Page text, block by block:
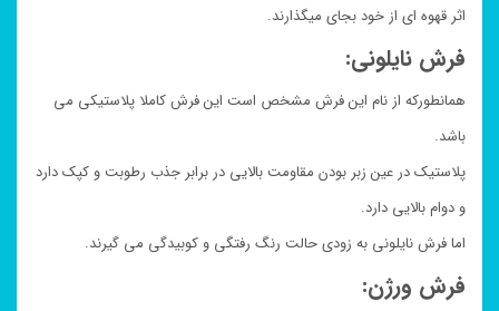
اثر قهوه ای از خود بجای میگذارند.
فرش نایلونی:
همانطورکه از نام این فرش مشخص است این فرش کاملا پلاستیکی می
باشد.
پلاستیک در عین زبر بودن مقاومت بالایی در برابر جذب رطوبت و کپک دارد
و دوام بالایی دارد.
اما فرش نایلونی به زودی حالت رنگ رفتگی و کوبیدگی می گیرند.
فرش ورژن: